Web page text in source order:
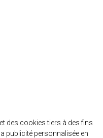
MARBELLA
des cookies tiers à des fins
publicité personnalisée en